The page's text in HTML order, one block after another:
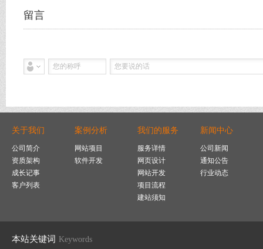
留言
关于我们
公司简介
资质架构
成长记事
客户列表
案例分析
网站项目
软件开发
我们的服务
服务详情
网页设计
网站开发
项目流程
建站须知
新闻中心
公司新闻
通知公告
行业动态
本站关键词 Keywords